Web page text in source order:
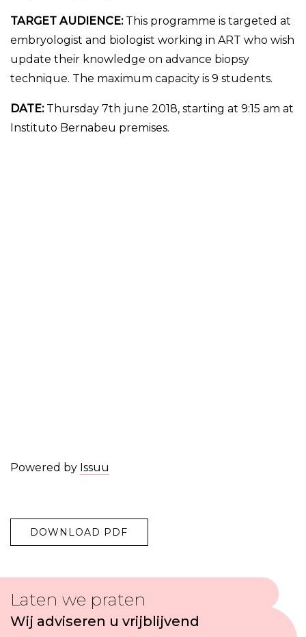
TARGET AUDIENCE: This programme is targeted at
embryologist and biologist working in ART who wish
update their knowledge on advance biopsy
technique. The maximum capacity is 9 students.
DATE: Thursday 7th june 2018, starting at 9:15 am at
Instituto Bernabeu premises.
Powered by Issuu
DOWNLOAD PDF
Laten we praten
Wij adviseren u vrijblijvend